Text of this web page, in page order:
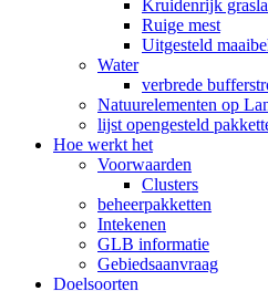
Kruidenrijk
Ruige mest
Uitgesteld
Water
verbrede
Natuurelementen op
lijst opengesteld
Hoe werkt het
Voorwaarden
Clusters
beheerpakketten
Intekenen
GLB informatie
Gebiedsaanvraag
Doelsoorten